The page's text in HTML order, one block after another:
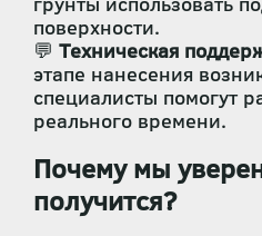
поверхности.
💬 Техническая
этапе нанесения
специалисты помогут
реального времени.
Почему мы
получится?